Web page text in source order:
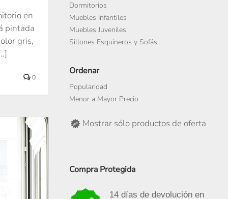
en
pintada
gris,
0
Dormitorios
Muebles Infantiles
Muebles Juveniles
Sillones Esquineros y Sofás
Ordenar
Popularidad
Menor a Mayor Precio
Mostrar sólo productos de oferta
Compra Protegida
14 días de devolución en